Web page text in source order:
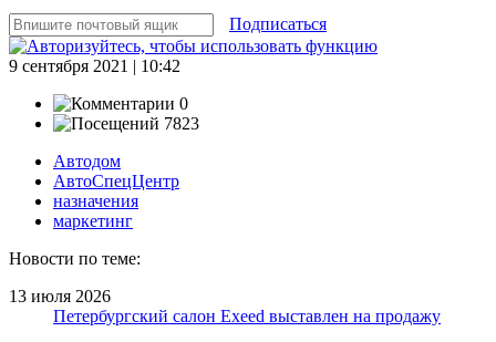
Подписаться
9 сентября 2021 | 10:42
0
7823
Автодом
АвтоСпецЦентр
назначения
маркетинг
Новости по теме:
13 июля 2026
Петербургский салон Exeed выставлен на продажу